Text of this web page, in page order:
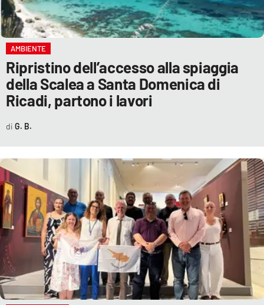
AMBIENTE
Ripristino dell’accesso alla spiaggia
della Scalea a Santa Domenica di
Ricadi, partono i lavori
G. B.